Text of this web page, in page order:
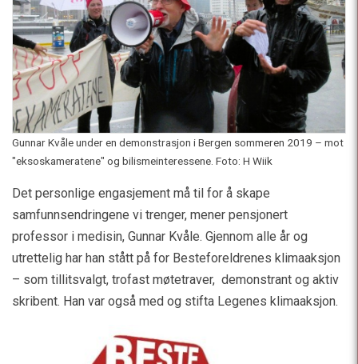
Gunnar Kvåle under en demonstrasjon i Bergen sommeren 2019 – mot
"eksoskameratene" og bilismeinteressene. Foto: H Wiik
Det personlige engasjement må til for å skape
samfunnsendringene vi trenger, mener pensjonert
professor i medisin, Gunnar Kvåle. Gjennom alle år og
utrettelig har han stått på for Besteforeldrenes klimaaksjon
– som tillitsvalgt, trofast møtetraver, demonstrant og aktiv
skribent. Han var også med og stifta Legenes klimaaksjon.